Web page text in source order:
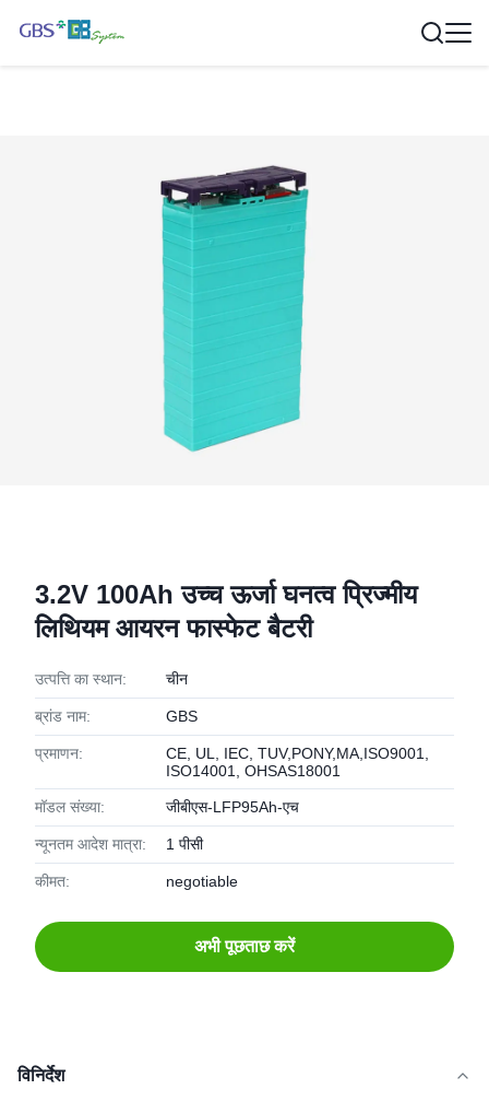
3.2V 100Ah उच्च ऊर्जा घनत्व प्रिज्मीय
लिथियम आयरन फास्फेट बैटरी
उत्पत्ति का स्थान: चीन
ब्रांड नाम: GBS
प्रमाणन:
CE, UL, IEC, TUV,PONY,MA,ISO9001,
ISO14001, OHSAS18001
मॉडल संख्या: जीबीएस-LFP95Ah-एच
न्यूनतम आदेश मात्रा: 1 पीसी
कीमत: negotiable
अभी पूछताछ करें
विनिर्देश